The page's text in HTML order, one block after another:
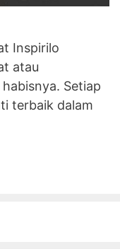
Inspirilo
atau
Setiap
terbaik dalam